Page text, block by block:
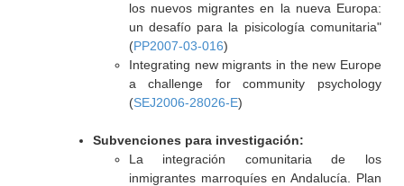
los nuevos migrantes en la nueva Europa:
un desafío para la pisicología comunitaria"
(PP2007-03-016)
Integrating new migrants in the new Europe
a challenge for community psychology
(SEJ2006-28026-E)
Subvenciones para investigación:
La integración comunitaria de los
inmigrantes marroquíes en Andalucía. Plan